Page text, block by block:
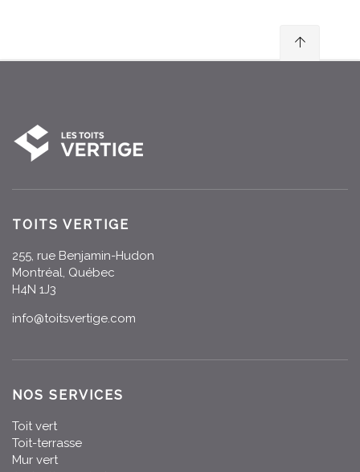
TOITS VERTIGE
255, rue Benjamin-Hudon
Montréal, Québec
H4N 1J3
info@toitsvertige.com
NOS SERVICES
Toit vert
Toit-terrasse
Mur vert